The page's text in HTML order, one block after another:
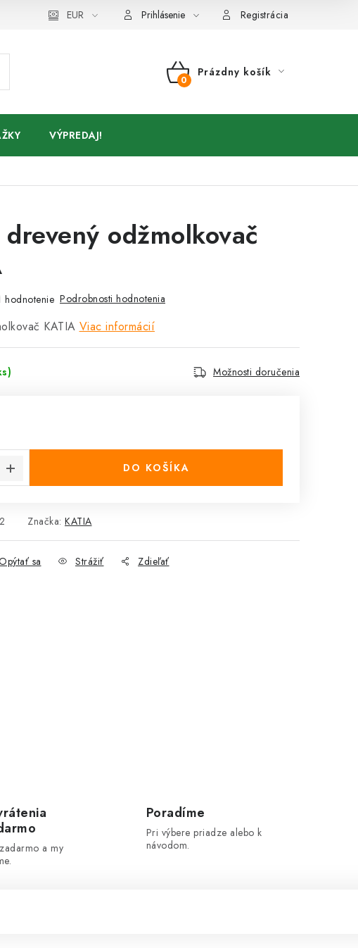
KontaktyEUR Prihlásenie Registrácia
NÁKUPNÝ
Prázdny košík
VÝPREDAJ!
drevený odžmolkovač
hodnotenie Podrobnosti hodnotenia
KATIA Viac informácií
Možnosti doručenia
DO KOŠÍKA
Značka: KATIA
sa Strážiť Zdieľať
a my
Poradíme
Pri výbere priadze alebo k
návodom.